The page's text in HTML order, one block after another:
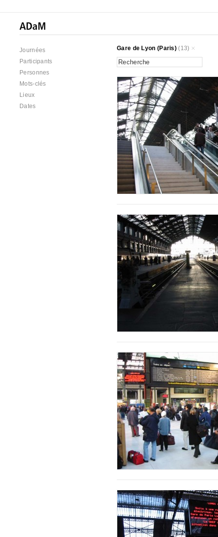
Journées
Participants
Personnes
Mots-clés
Lieux
Dates
Gare de Lyon (Paris) (13)